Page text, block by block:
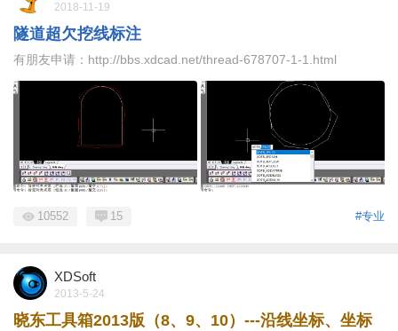
2018-11-19
隧道超欠挖线标注
有朋友申请：http://bbs.xdcad.net/thread-678707-1-1.html
#专业
10552 15
XDSoft
2013-5-24
晓东工具箱2013版（8、9、10）---沿线坐标、坐标